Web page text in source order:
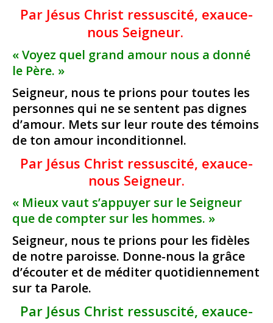
Par Jésus Christ ressuscité, exauce-
nous Seigneur.
« Voyez quel grand amour nous a donné
le Père. »
Seigneur, nous te prions pour toutes les
personnes qui ne se sentent pas dignes
d’amour. Mets sur leur route des témoins
de ton amour inconditionnel.
Par Jésus Christ ressuscité, exauce-
nous Seigneur.
« Mieux vaut s’appuyer sur le Seigneur
que de compter sur les hommes. »
Seigneur, nous te prions pour les fidèles
de notre paroisse. Donne-nous la grâce
d’écouter et de méditer quotidiennement
sur ta Parole.
Par Jésus Christ ressuscité, exauce-